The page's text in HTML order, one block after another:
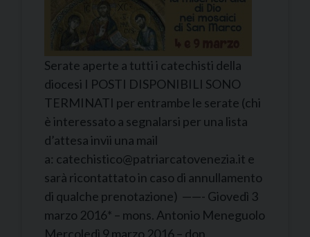
Serate aperte a tutti i catechisti della
diocesi I POSTI DISPONIBILI SONO
TERMINATI per entrambe le serate (chi
è interessato a segnalarsi per una lista
d’attesa invii una mail
a: catechistico@patriarcatovenezia.it e
sarà ricontattato in caso di annullamento
di qualche prenotazione) ——- Giovedì 3
marzo 2016* – mons. Antonio Meneguolo
Mercoledì 9 marzo 2016 – don